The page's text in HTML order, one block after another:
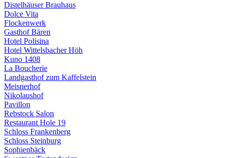
Distelhäuser Brauhaus
Dolce Vita
Flockenwerk
Gasthof Bären
Hotel Polisina
Hotel Wittelsbacher Höh
Kuno 1408
La Boucherie
Landgasthof zum Kaffelstein
Meisnerhof
Nikolaushof
Pavillon
Rebstock Salon
Restaurant Hole 19
Schloss Frankenberg
Schloss Steinburg
Sophienbäck